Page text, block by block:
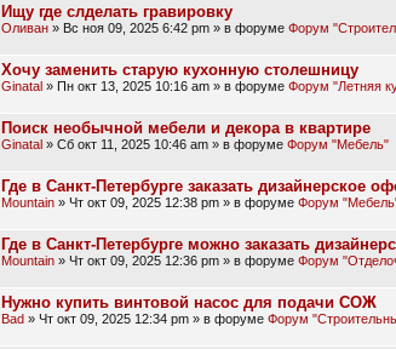
Ищу где слделать гравировку
Оливан » Вс ноя 09, 2025 6:42 pm » в форуме Форум
Хочу заменить старую кухонную столешницу
Ginatal » Пн окт 13, 2025 10:16 am » в форуме Форум "Летняя
Поиск необычной мебели и декора в квартире
Ginatal » Сб окт 11, 2025 10:46 am » в форуме Форум "Мебель"
Где в Санкт-Петербурге заказать дизайнерское
Mountain » Чт окт 09, 2025 12:38 pm » в форуме Форум
Где в Санкт-Петербурге можно заказать
Mountain » Чт окт 09, 2025 12:36 pm » в форуме Форум
Нужно купить винтовой насос для подачи СОЖ
Bad » Чт окт 09, 2025 12:34 pm » в форуме Форум